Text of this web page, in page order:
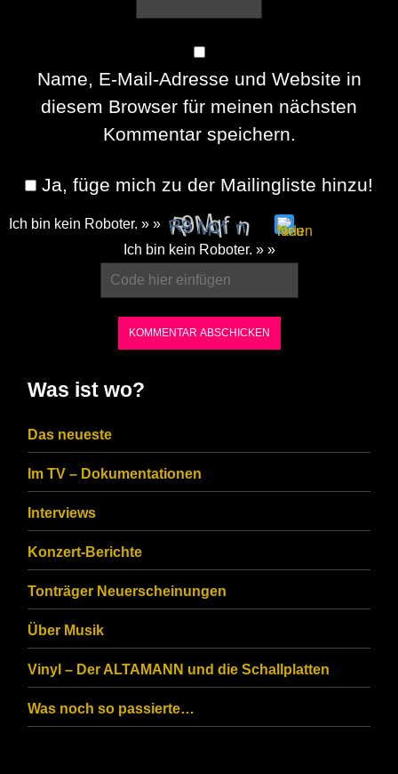
Name, E-Mail-Adresse und Website in
diesem Browser für meinen nächsten
Kommentar speichern.
Ja, füge mich zu der Mailingliste hinzu!
Ich bin kein Roboter. » »
CAPTCHA
ensure
that
you
are
human.
Ich bin kein Roboter. » »
Was ist wo?
Das neueste
Im TV – Dokumentationen
Interviews
Konzert-Berichte
Tonträger Neuerscheinungen
Über Musik
Vinyl – Der ALTAMANN und die Schallplatten
Was noch so passierte…